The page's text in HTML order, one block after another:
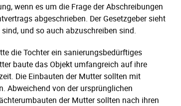
wenn es um die Frage der Abschreibungen
abgeschrieben. Der Gesetzgeber sieht
und so auch abzuschreiben sind.
die Tochter ein sanierungsbedürftiges
baute das Objekt umfangreich auf ihre
Die Einbauten der Mutter sollten mit
Abweichend von der ursprünglichen
der Mutter sollten nach ihren